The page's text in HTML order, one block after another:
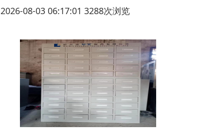
2026-08-03 06:17:01 3288次浏览